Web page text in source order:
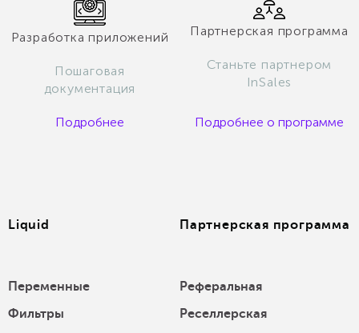
Разработка приложений
Пошаговая
документация
Подробнее
Партнерская программа
Станьте партнером
InSales
Подробнее о программе
Liquid
Переменные
Фильтры
Партнерская программа
Реферальная
Реселлерская